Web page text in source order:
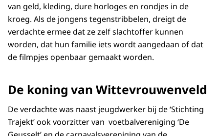
van geld, kleding, dure horloges en rondjes in de
kroeg. Als de jongens tegenstribbelen, dreigt de
verdachte ermee dat ze zelf slachtoffer kunnen
worden, dat hun familie iets wordt aangedaan of dat
de filmpjes openbaar gemaakt worden.
De koning van Wittevrouwenveld
De verdachte was naast jeugdwerker bij de ‘Stichting
Trajekt’ ook voorzitter van voetbalvereniging ‘De